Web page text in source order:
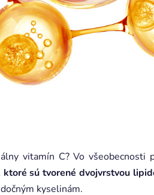
vitamín C? Vo všeobecnosti
ktoré sú tvorené dvojvrstvou
kyselinám.